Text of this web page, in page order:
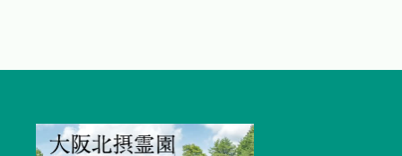
情報提供
2026.04.01